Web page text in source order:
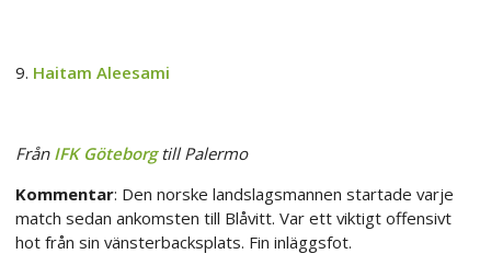
9. Haitam Aleesami
Från IFK Göteborgtill Palermo
Kommentar: Den norske landslagsmannen startade varje
match sedan ankomsten till Blåvitt. Var ett viktigt offensivt
hot från sin vänsterbacksplats. Fin inläggsfot.